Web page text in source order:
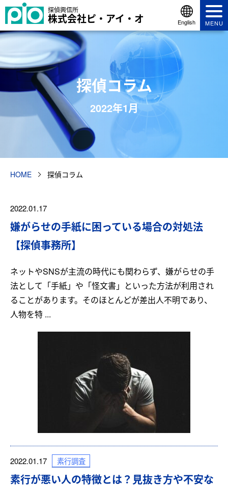
探偵興信所
株式会社ピ・アイ・オ English MENU
探偵コラム
2022年1月
HOME 探偵コラム
2022.01.17
嫌がらせの手紙に困っている場合の対処法
【探偵事務所】
ネットやSNSが主流の時代にも関わらず、嫌がらせの手
法として「手紙」や「怪文書」といった方法が利用され
ることがあります。そのほとんどが差出人不明であり、
人物を特 ...
2022.01.17 素行調査
素行が悪い人の特徴とは？見抜き方や不安な